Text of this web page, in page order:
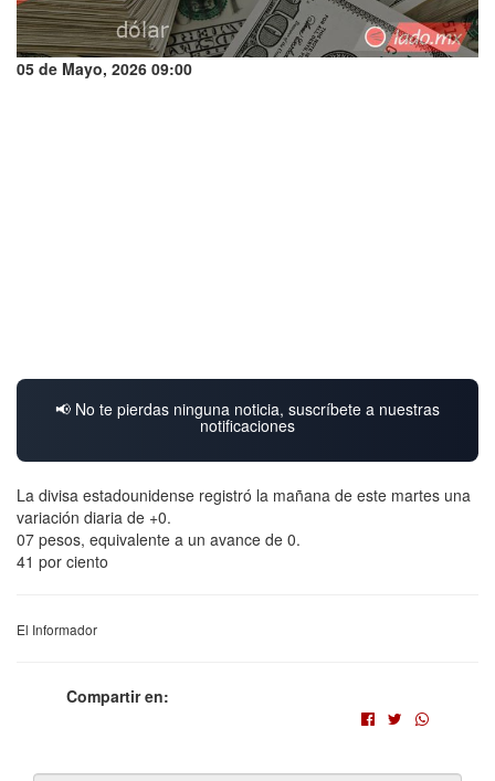
05 de Mayo, 2026 09:00
📢 No te pierdas ninguna noticia, suscríbete a nuestras
notificaciones
La divisa estadounidense registró la mañana de este martes una
variación diaria de +0.
07 pesos, equivalente a un avance de 0.
41 por ciento
El Informador
Compartir en: